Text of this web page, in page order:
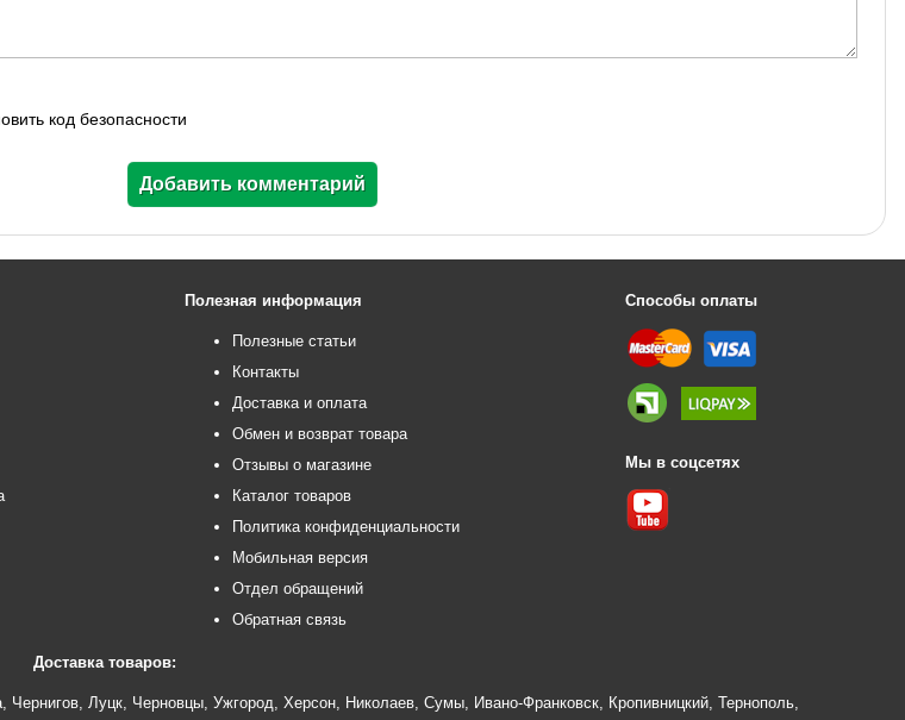
Полезная информация
Полезные статьи
Контакты
Доставка и оплата
Обмен и возврат товара
Отзывы о магазине
Каталог товаров
Политика конфиденциальности
Мобильная версия
Отдел обращений
Обратная связь
Способы оплаты
Мы в соцсетях
Доставка товаров:
, Чернигов, Луцк, Черновцы, Ужгород Херсон, Николаев, Сумы, Ивано-Франковск, Кропивницкий, Тернополь,